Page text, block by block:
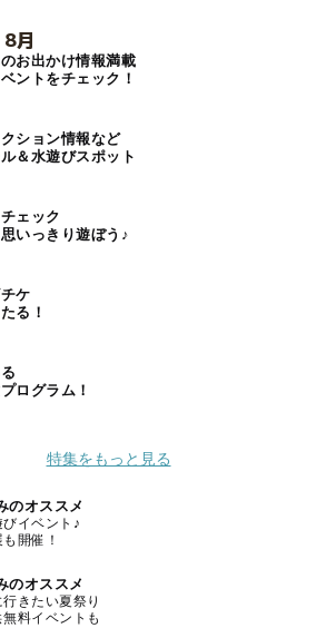
月
お出かけ情報満載
ントをチェック！
ション情報など
＆水遊びスポット
ェック
いっきり遊ぼう♪
ケ
る！
ログラム！
特集をもっと見る
のオススメ
イベント♪
開催！
のオススメ
きたい夏祭り
料イベントも